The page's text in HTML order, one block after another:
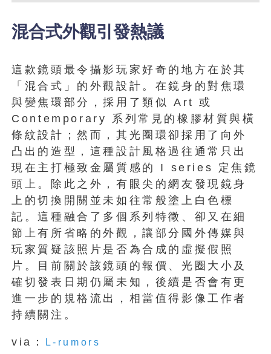
混合式外觀引發熱議
這款鏡頭最令攝影玩家好奇的地方在於其
「混合式」的外觀設計。在鏡身的對焦環
與變焦環部分，採用了類似 Art 或
Contemporary 系列常見的橡膠材質與橫
條紋設計；然而，其光圈環卻採用了向外
凸出的造型，這種設計風格過往通常只出
現在主打極致金屬質感的 I series 定焦鏡
頭上。除此之外，有眼尖的網友發現鏡身
上的切換開關並未如往常般塗上白色標
記。這種融合了多個系列特徵、卻又在細
節上有所省略的外觀，讓部分國外傳媒與
玩家質疑該照片是否為合成的虛擬假照
片。目前關於該鏡頭的報價、光圈大小及
確切發表日期仍屬未知，後續是否會有更
進一步的規格流出，相當值得影像工作者
持續關注。
via： L-rumors